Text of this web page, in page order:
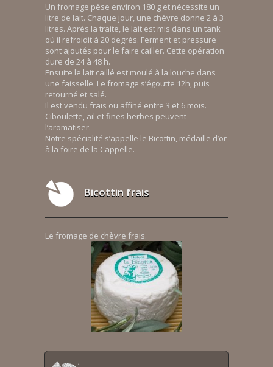
Un fromage pèse environ 180 g et nécessite un
litre de lait. Chaque jour, une chèvre donne 2 à 3
litres. Après la traite, le lait est mis dans un tank
où il refroidit à 20 degrés. Ferment et pressure
sont ajoutés pour le faire cailler. Cette opération
dure de 24 à 48 h.
Ensuite le lait caillé est moulé à la louche dans
une faisselle. Le fromage s’égoutte 12h, puis
retourné et salé.
Il est vendu frais ou affiné entre 3 et 6 mois.
Ciboulette, ail et fines herbes peuvent
l’aromatiser.
Notre spécialité s’appelle le Bicottin, médaille d’or
à la foire de la Cappelle.
Bicottin frais
Le fromage de chèvre frais.